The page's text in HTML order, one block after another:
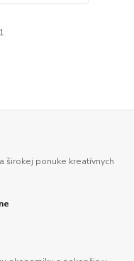
širokej ponuke kreatívnych